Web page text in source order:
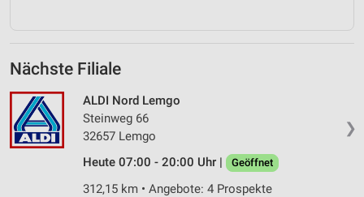
Nächste Filiale
❯
ALDI Nord Lemgo
Steinweg 66
32657 Lemgo
Heute 07:00 - 20:00 Uhr |
Geöffnet
312,15 km • Angebote: 4 Prospekte
Verwendung genauer Standortdaten
Geräte anhand von aktiv angeforderten
Informationen identifizieren
Nicht-IAB-Verarbeitungszwecke: